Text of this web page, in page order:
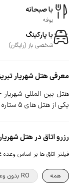
با صبحانه
بوفه
با پارکینگ
شخصی باز (رایگان)
معرفیهتل شهریار
یکی از هتل های 5 ستاره شهر شهر تبریز است.
رزرو اتاق در هتل
فیلتر اتاق ها بر اساس وعده
همه RO بدون وعده غذایی